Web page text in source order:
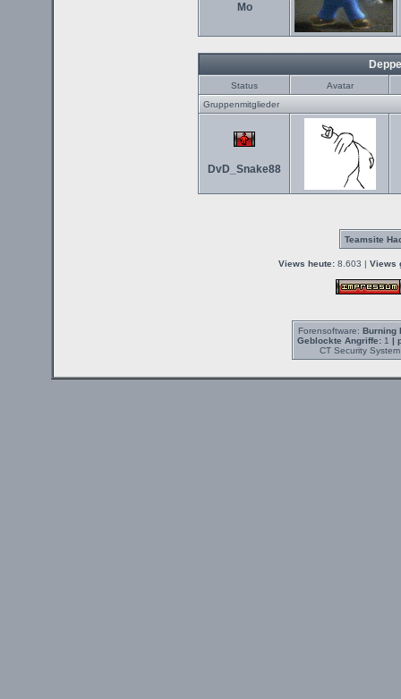
Mo
Status
Avatar
Gruppenmitglieder
DvD_Snake88
Teamsite
Views heute:8.603 | Views
Forensoftware: Burning
Geblockte Angriffe:1 |
CT Security